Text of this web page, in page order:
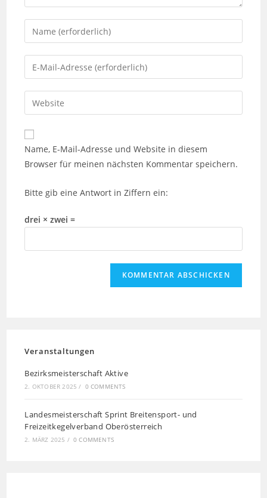
Name, E-Mail-Adresse und Website in diesem
Browser für meinen nächsten Kommentar speichern.
Bitte gib eine Antwort in Ziffern ein:
drei × zwei =
Veranstaltungen
Bezirksmeisterschaft Aktive
2. OKTOBER 2025 / 0 COMMENTS
Landesmeisterschaft Sprint Breitensport- und
Freizeitkegelverband Oberösterreich
2. MÄRZ 2025 / 0 COMMENTS